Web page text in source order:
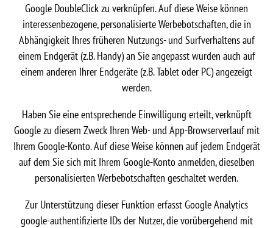
Google DoubleClick zu verknüpfen. Auf diese Weise können
interessenbezogene, personalisierte Werbebotschaften, die in
Abhängigkeit Ihres früheren Nutzungs- und Surfverhaltens auf
einem Endgerät (z.B. Handy) an Sie angepasst wurden auch auf
einem anderen Ihrer Endgeräte (z.B. Tablet oder PC) angezeigt
werden.
Haben Sie eine entsprechende Einwilligung erteilt, verknüpft
Google zu diesem Zweck Ihren Web- und App-Browserverlauf mit
Ihrem Google-Konto. Auf diese Weise können auf jedem Endgerät
auf dem Sie sich mit Ihrem Google-Konto anmelden, dieselben
personalisierten Werbebotschaften geschaltet werden.
Zur Unterstützung dieser Funktion erfasst Google Analytics
google-authentifizierte IDs der Nutzer, die vorübergehend mit